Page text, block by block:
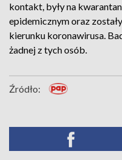
kontakt, były na
epidemicznym oraz
kierunku koronawirusa.
żadnej z tych osób.
Źródło: